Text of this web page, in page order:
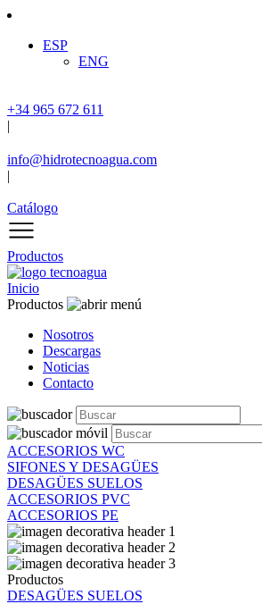
ESP
ENG
+34 965 672 611
|
info@hidrotecnoagua.com
|
Catálogo
Productos
Inicio
Productos
Nosotros
Descargas
Noticias
Contacto
ACCESORIOS WC
SIFONES Y DESAGÜES
DESAGÜES SUELOS
ACCESORIOS PVC
ACCESORIOS PE
Productos
DESAGÜES SUELOS